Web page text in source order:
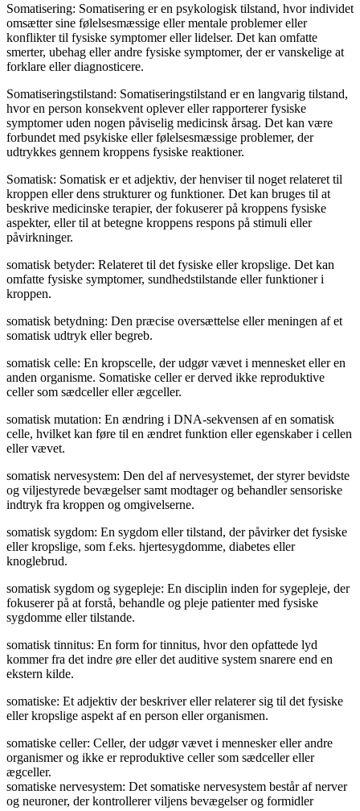
Somatisering: Somatisering er en psykologisk tilstand, hvor individet
omsætter sine følelsesmæssige eller mentale problemer eller
konflikter til fysiske symptomer eller lidelser. Det kan omfatte
smerter, ubehag eller andre fysiske symptomer, der er vanskelige at
forklare eller diagnosticere.
Somatiseringstilstand: Somatiseringstilstand er en langvarig tilstand,
hvor en person konsekvent oplever eller rapporterer fysiske
symptomer uden nogen påviselig medicinsk årsag. Det kan være
forbundet med psykiske eller følelsesmæssige problemer, der
udtrykkes gennem kroppens fysiske reaktioner.
Somatisk: Somatisk er et adjektiv, der henviser til noget relateret til
kroppen eller dens strukturer og funktioner. Det kan bruges til at
beskrive medicinske terapier, der fokuserer på kroppens fysiske
aspekter, eller til at betegne kroppens respons på stimuli eller
påvirkninger.
somatisk betyder: Relateret til det fysiske eller kropslige. Det kan
omfatte fysiske symptomer, sundhedstilstande eller funktioner i
kroppen.
somatisk betydning: Den præcise oversættelse eller meningen af et
somatisk udtryk eller begreb.
somatisk celle: En kropscelle, der udgør vævet i mennesket eller en
anden organisme. Somatiske celler er derved ikke reproduktive
celler som sædceller eller ægceller.
somatisk mutation: En ændring i DNA-sekvensen af en somatisk
celle, hvilket kan føre til en ændret funktion eller egenskaber i cellen
eller vævet.
somatisk nervesystem: Den del af nervesystemet, der styrer bevidste
og viljestyrede bevægelser samt modtager og behandler sensoriske
indtryk fra kroppen og omgivelserne.
somatisk sygdom: En sygdom eller tilstand, der påvirker det fysiske
eller kropslige, som f.eks. hjertesygdomme, diabetes eller
knoglebrud.
somatisk sygdom og sygepleje: En disciplin inden for sygepleje, der
fokuserer på at forstå, behandle og pleje patienter med fysiske
sygdomme eller tilstande.
somatisk tinnitus: En form for tinnitus, hvor den opfattede lyd
kommer fra det indre øre eller det auditive system snarere end en
ekstern kilde.
somatiske: Et adjektiv der beskriver eller relaterer sig til det fysiske
eller kropslige aspekt af en person eller organismen.
somatiske celler: Celler, der udgør vævet i mennesker eller andre
organismer og ikke er reproduktive celler som sædceller eller
ægceller.
somatiske nervesystem: Det somatiske nervesystem består af nerver
og neuroner, der kontrollerer viljens bevægelser og formidler